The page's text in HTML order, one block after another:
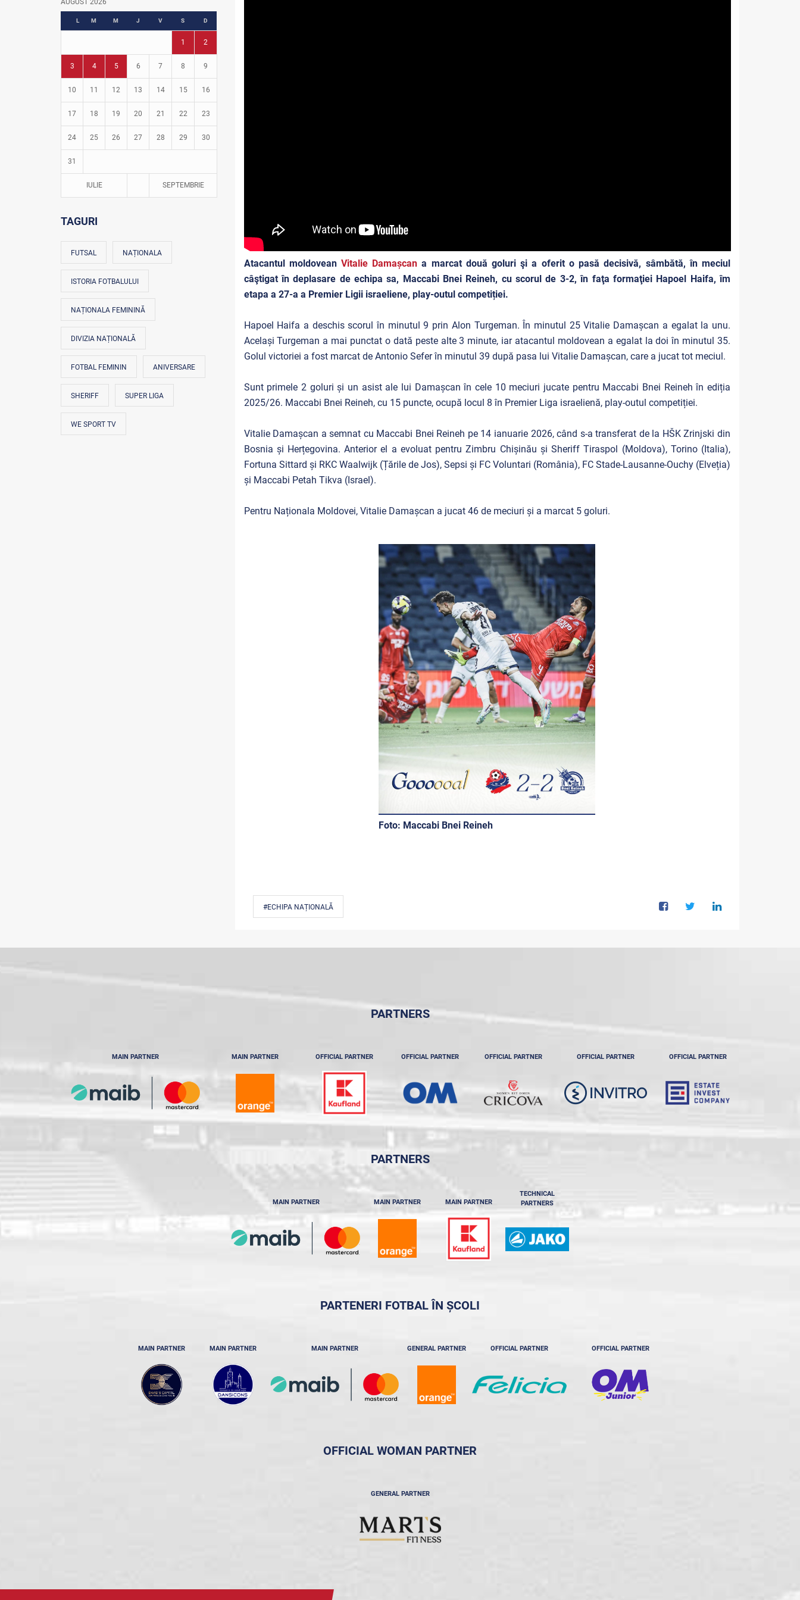
Fotbal în grădinițe
AUGUST 2026
L M M J V S D
1 2
3 4 5 6 7 8 9
10 11 12 13 14 15 16
17 18 19 20 21 22 23
24 25 26 27 28 29 30
31
IULIE SEPTEMBRIE
TAGURI
FUTSAL NAȚIONALA
ISTORIA FOTBALULUI
NAȚIONALA FEMININĂ
DIVIZIA NAȚIONALĂ
FOTBAL FEMININ ANIVERSARE
SHERIFF SUPER LIGA
WE SPORT TV
Atacantul moldovean Vitalie Damașcan a marcat două goluri şi a oferit o pasă decisivă, sâmbătă, în meciul
câştigat în deplasare de echipa sa, Maccabi Bnei Reineh, cu scorul de 3-2, în faţa formaţiei Hapoel Haifa, îm
etapa a 27-a a Premier Ligii israeliene, play-outul competiției.
Hapoel Haifa a deschis scorul în minutul 9 prin Alon Turgeman. În minutul 25 Vitalie Damașcan a egalat la unu.
Același Turgeman a mai punctat o dată peste alte 3 minute, iar atacantul moldovean a egalat la doi în minutul 35.
Golul victoriei a fost marcat de Antonio Sefer în minutul 39 după pasa lui Vitalie Damașcan, care a jucat tot meciul.
Sunt primele 2 goluri și un asist ale lui Damașcan în cele 10 meciuri jucate pentru Maccabi Bnei Reineh în ediția
2025/26. Maccabi Bnei Reineh, cu 15 puncte, ocupă locul 8 în Premier Liga israelienă, play-outul competiției.
Vitalie Damașcan a semnat cu Maccabi Bnei Reineh pe 14 ianuarie 2026, când s-a transferat de la HŠK Zrinjski din
Bosnia și Herțegovina. Anterior el a evoluat pentru Zimbru Chișinău și Sheriff Tiraspol (Moldova), Torino (Italia),
Fortuna Sittard și RKC Waalwijk (Țările de Jos), Sepsi și FC Voluntari (România), FC Stade-Lausanne-Ouchy (Elveția)
și Maccabi Petah Tikva (Israel).
Pentru Naționala Moldovei, Vitalie Damașcan a jucat 46 de meciuri și a marcat 5 goluri.
Foto: Maccabi Bnei Reineh
#ECHIPA NAȚIONALĂ
PARTNERS
MAIN PARTNER MAIN PARTNER OFFICIAL PARTNER OFFICIAL PARTNER OFFICIAL PARTNER OFFICIAL PARTNER OFFICIAL PARTNER
PARTNERS
MAIN PARTNER MAIN PARTNER MAIN PARTNER
TECHNICAL
PARTNERS
PARTENERI FOTBAL ÎN ȘCOLI
MAIN PARTNER MAIN PARTNER MAIN PARTNER GENERAL PARTNER OFFICIAL PARTNER OFFICIAL PARTNER
OFFICIAL WOMAN PARTNER
GENERAL PARTNER